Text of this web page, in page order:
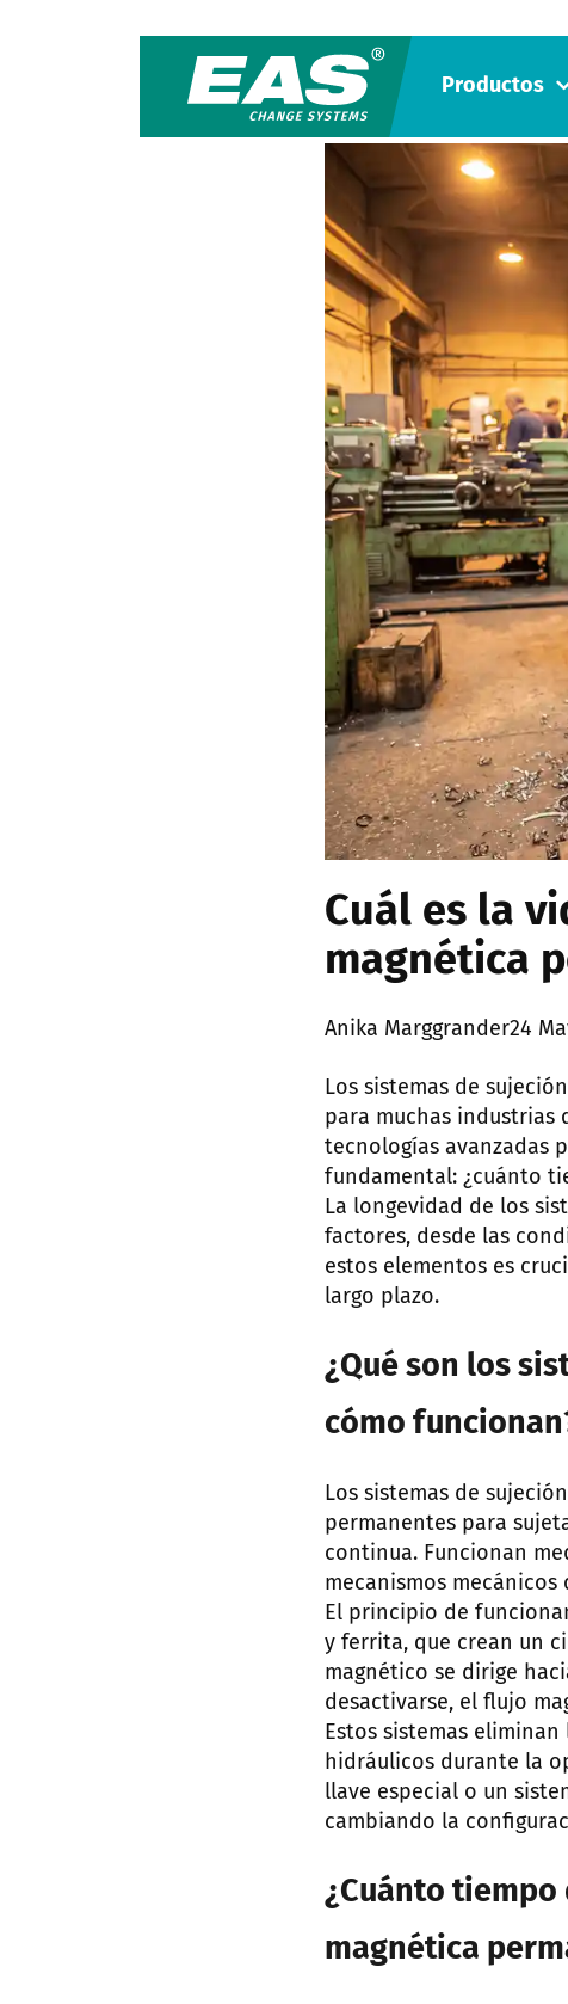
Productos
Cuál es la
magnética
Posted
Anika Marggrander24
Los sistemas de
para muchas industrias
tecnologías avanzadas
fundamental: ¿cuánto
La longevidad de los
factores, desde las
estos elementos es
largo plazo.
¿Qué son los
cómo
Los sistemas de
permanentes para
continua. Funcionan
mecanismos
El principio de
y ferrita, que crean un
magnético se dirige
desactivarse, el flujo
Estos sistemas
hidráulicos durante la
llave especial o un
cambiando la
¿Cuánto
magnética